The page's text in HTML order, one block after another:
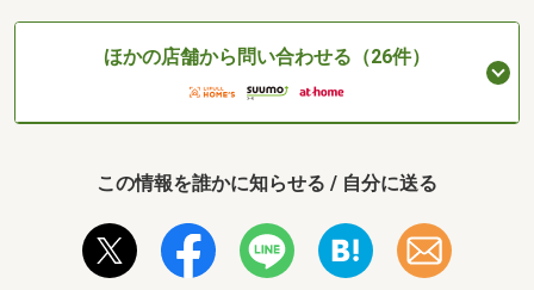
ほかの店舗から問い合わせる（26件）
この情報を誰かに知らせる / 自分に送る